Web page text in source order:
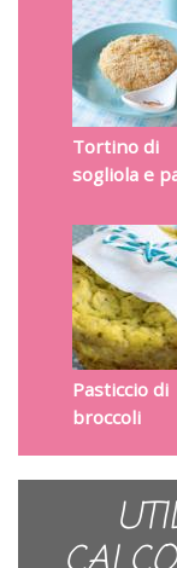
Tortino di
sogliola e
Pasticcio di
broccoli